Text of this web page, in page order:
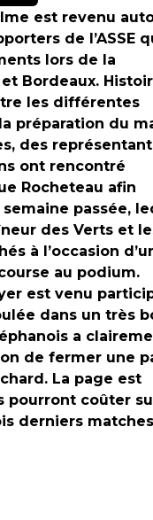
est revenu
de l’ASSE
lors de la
Bordeaux.
les différentes
préparation du
des
ont rencontré
Rocheteau afin
passée,
des Verts et
à l’occasion
au podium.
est venu
dans un très
a
de fermer une
La page est
pourront coûter
derniers